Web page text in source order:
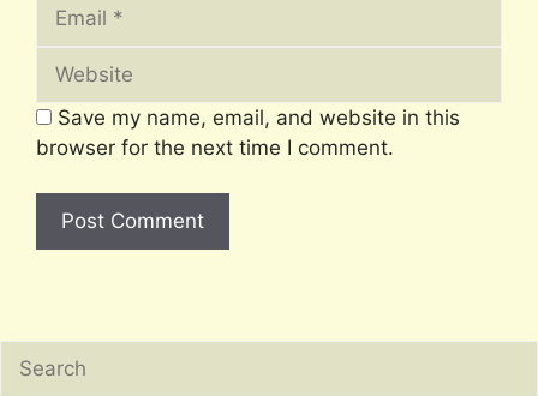
Save my name, email, and website in this
browser for the next time I comment.